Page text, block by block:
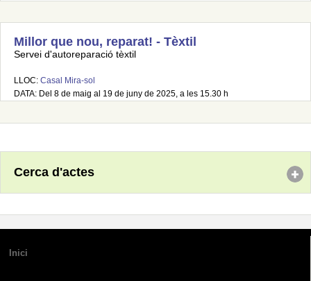
Millor que nou, reparat! - Tèxtil
Servei d'autoreparació tèxtil
LLOC: Casal Mira-sol
DATA: Del 8 de maig al 19 de juny de 2025, a les 15.30 h
Cerca d'actes
Inici